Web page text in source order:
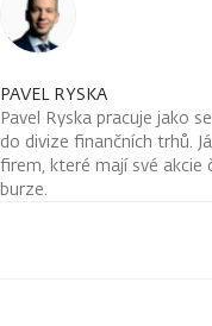
PAVEL RYSKA
Pavel Ryska pracuje jako
do divize finančních trhů.
firem, které mají své akcie
burze.